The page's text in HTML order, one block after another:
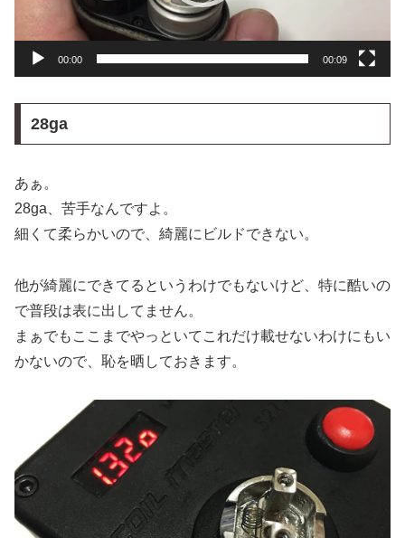
00:00 00:09
28ga
あぁ。
28ga、苦手なんですよ。
細くて柔らかいので、綺麗にビルドできない。
他が綺麗にできてるというわけでもないけど、特に酷いの
で普段は表に出してません。
まぁでもここまでやっといてこれだけ載せないわけにもい
かないので、恥を晒しておきます。